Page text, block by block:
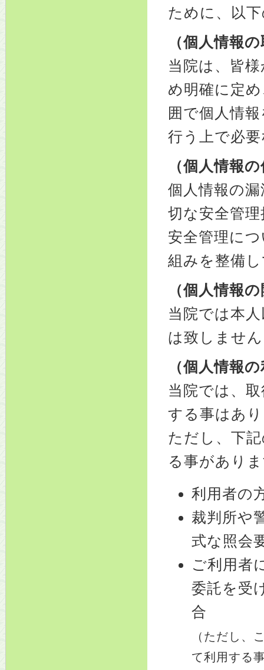
ために、以
（個人情報
当院は、皆
め明確に定
囲で個人情
行う上で必
（個人情報
個人情報の
切な安全管
安全管理に
組みを整備
（個人情報
当院では本
は致しませ
（個人情報
当院では、
する事はあ
ただし、下
る事があり
利用者の
裁判所や
式な照会
ご利用者
委託を受
合
（ただし、
て利用する